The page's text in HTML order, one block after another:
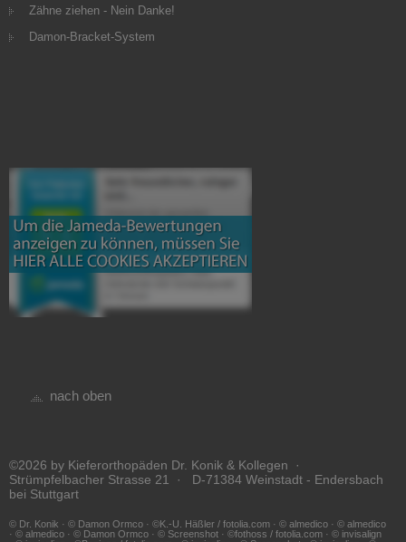
Zähne ziehen - Nein Danke!
Damon-Bracket-System
nach oben
©2026 by Kieferorthopäden Dr. Konik & Kollegen ·
Strümpfelbacher Strasse 21 · D-71384 Weinstadt - Endersbach
bei Stuttgart
© Dr. Konik · © Damon Ormco · ©K.-U. Häßler / fotolia.com · © almedico · © almedico
· © almedico · © Damon Ormco · © Screenshot · ©fothoss / fotolia.com · © invisalign